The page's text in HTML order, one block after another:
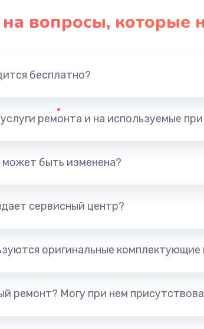
вопросы, которые
бесплатно?
услуги ремонта и на используемые
быть изменена?
сервисный центр?
оригинальные комплектующие
ремонт? Могу при нем